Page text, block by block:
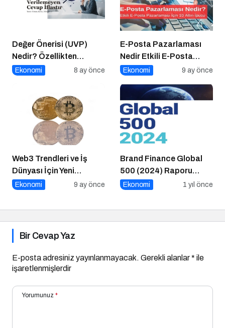
Değer Önerisi (UVP)
Nedir? Özellikten
Faydaya Geçiş
Ekonomi 8 ay önce
E-Posta Pazarlaması
Nedir Etkili E-Posta
Pazarlaması için 10
Ekonomi 9 ay önce
Web3 Trendleri ve İş
Dünyası İçin Yeni
Fırsatlar
Ekonomi 9 ay önce
Brand Finance Global
500 (2024) Raporu
Yayımlandı!
Ekonomi 1 yıl önce
Bir Cevap Yaz
E-posta adresiniz yayınlanmayacak. Gerekli alanlar* ile
işaretlenmişlerdir
Yorumunuz *